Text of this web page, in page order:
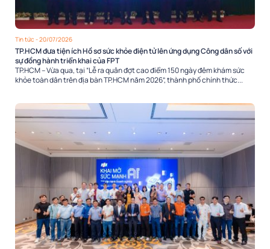
Tin tức - 20/07/2026
TP.HCM đưa tiện ích Hồ sơ sức khỏe điện tử lên ứng dụng Công dân số với
sự đồng hành triển khai của FPT
TP.HCM – Vừa qua, tại “Lễ ra quân đợt cao điểm 150 ngày đêm khám sức
khỏe toàn dân trên địa bàn TP.HCM năm 2026”, thành phố chính thức...